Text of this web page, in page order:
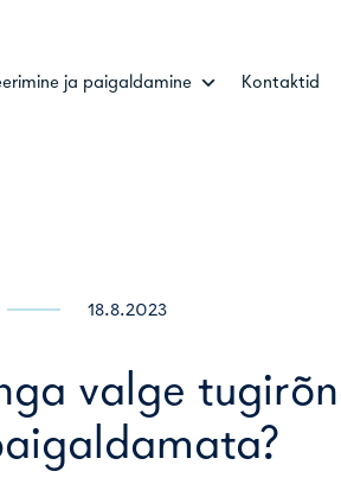
ja paigaldamine Kontaktid
18.8.2023
valge